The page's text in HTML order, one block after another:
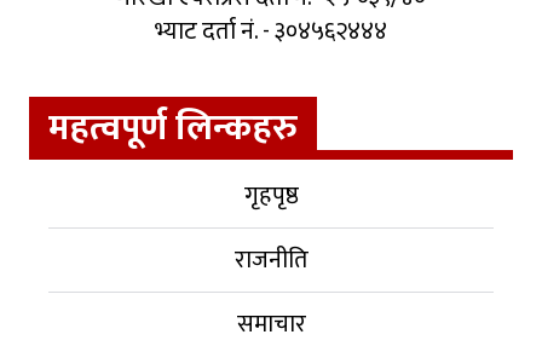
भ्याट दर्ता नं. - ३०४५६२४४४
महत्वपूर्ण लिन्कहरु
गृहपृष्ठ
राजनीति
समाचार